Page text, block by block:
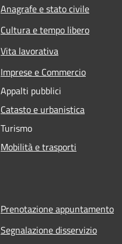
Anagrafe e stato civile
Cultura e tempo libero
Vita lavorativa
Imprese e Commercio
Appalti pubblici
Catasto e urbanistica
Turismo
Mobilità e trasporti
Prenotazione appuntamento
Segnalazione disservizio